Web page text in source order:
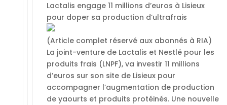
Lactalis engage 11 millions d’euros à Lisieux
pour doper sa production d’ultrafrais
(Article complet réservé aux abonnés à RIA)
La joint-venture de Lactalis et Nestlé pour les
produits frais (LNPF), va investir 11 millions
d’euros sur son site de Lisieux pour
accompagner l’augmentation de production
de yaourts et produits protéinés. Une nouvelle